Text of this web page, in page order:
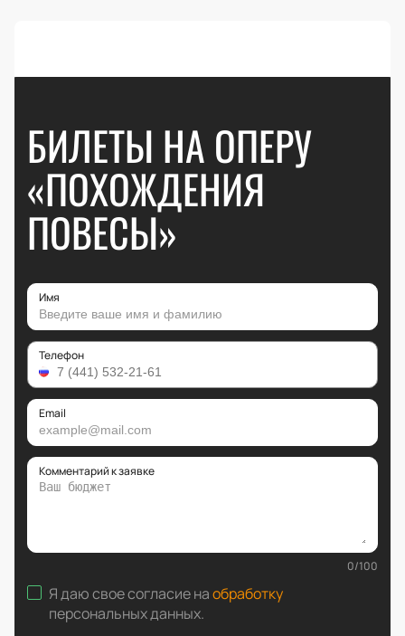
БИЛЕТЫ НА ОПЕРУ
«ПОХОЖДЕНИЯ
ПОВЕСЫ»
Имя
Телефон
Email
Комментарий к заявке
0/100
Я даю свое согласие наобработку
персональных данных.